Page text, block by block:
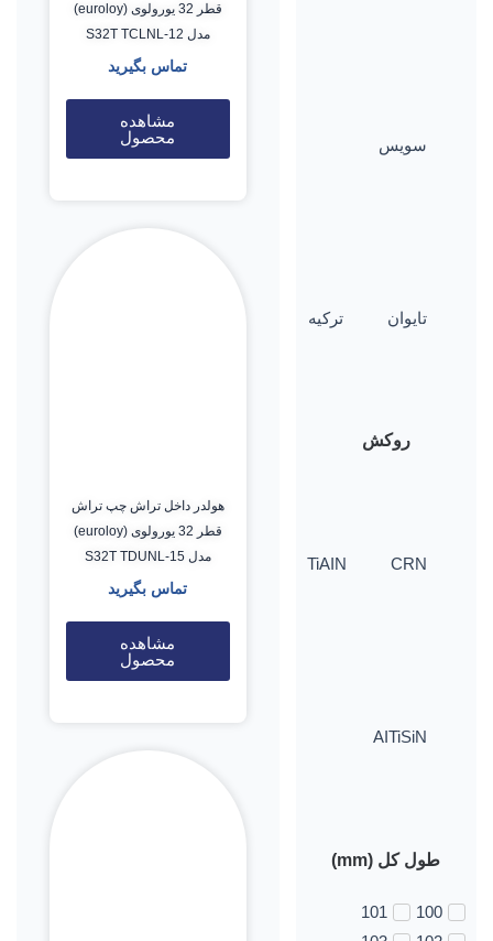
سویس
تایوان ترکیه
روکش
CRN
TiAIN
AITiSiN
طول کل (mm)
100
101
قطر 32 یورولوی (euroloy)
مدل S32T TCLNL-12
تماس بگیرید
مشاهده
محصول
هولدر داخل تراش چپ تراش
قطر 32 یورولوی (euroloy)
مدل S32T TDUNL-15
تماس بگیرید
مشاهده
محصول